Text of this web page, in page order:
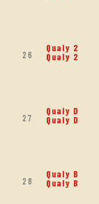
26
Qualy 2
Qualy 2
27
Qualy D
Qualy D
28
Qualy B
Qualy B